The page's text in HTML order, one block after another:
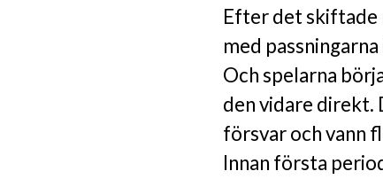
Efter det skiftade
med
Och spelarna
den vidare direkt.
försvar och vann
Innan första